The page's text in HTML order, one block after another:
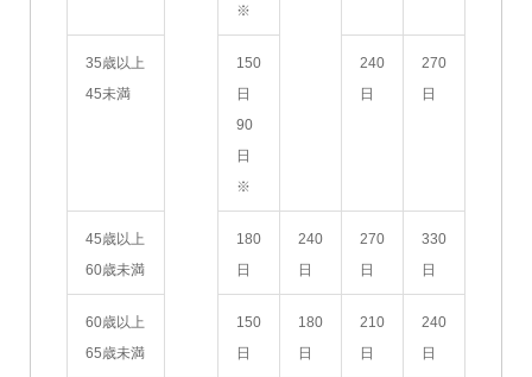
※
35歳以上
45未満
150
日
90
日
※
240
日
270
日
45歳以上
60歳未満
180
日
240
日
270
日
330
日
60歳以上
65歳未満
150
日
180
日
210
日
240
日